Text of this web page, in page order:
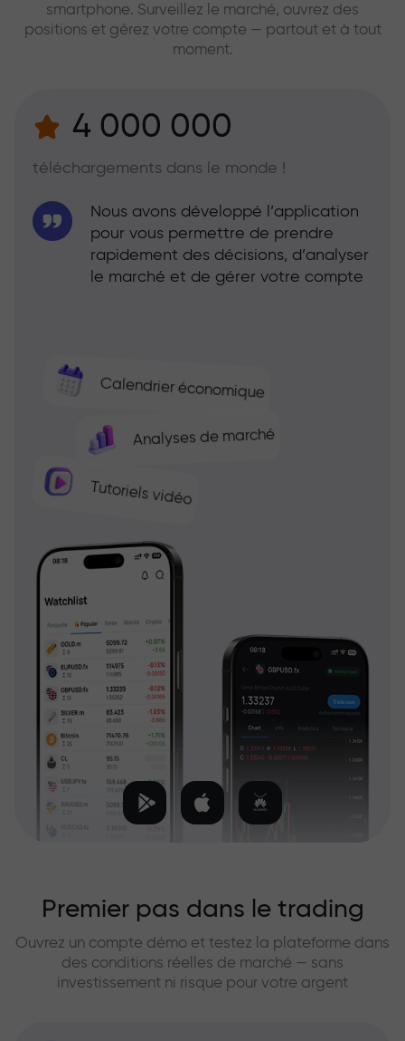
smartphone. Surveillez le marché, ouvrez des
positions et gérez votre compte — partout et à tout
moment.
4 000 000
téléchargements dans le monde !
Calendrier économique
Analyses de marché
Tutoriels vidéo
Nous avons développé l’application
pour vous permettre de prendre
rapidement des décisions, d’analyser
le marché et de gérer votre compte
Premier pas dans le trading
Ouvrez un compte démo et testez la plateforme dans
des conditions réelles de marché — sans
investissement ni risque pour votre argent